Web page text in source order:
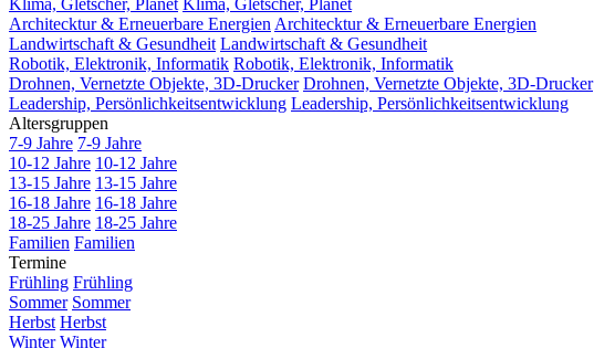
Architecktur & Erneuerbare Energien Architecktur & Erneuerbare Energien
Landwirtschaft & Gesundheit Landwirtschaft & Gesundheit
Robotik, Elektronik, Informatik Robotik, Elektronik, Informatik
Drohnen, Vernetzte Objekte, 3D-Drucker Drohnen, Vernetzte Objekte, 3D-Drucker
Leadership, Persönlichkeitsentwicklung Leadership, Persönlichkeitsentwicklung
Altersgruppen
7-9 Jahre 7-9 Jahre
10-12 Jahre 10-12 Jahre
13-15 Jahre 13-15 Jahre
16-18 Jahre 16-18 Jahre
18-25 Jahre 18-25 Jahre
Familien Familien
Termine
Frühling Frühling
Sommer Sommer
Herbst Herbst
Winter Winter